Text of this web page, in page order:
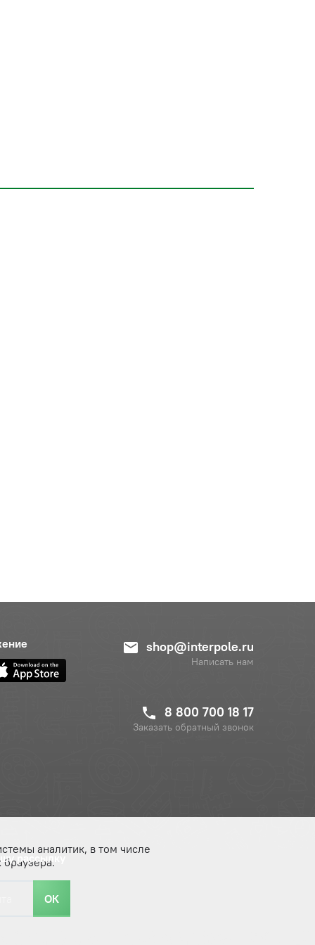
shop@interpole.ru
Написать нам
8 800 700 18 17
Заказать обратный звонок
рассылку
ОК
аналитик, в том числе
браузера.